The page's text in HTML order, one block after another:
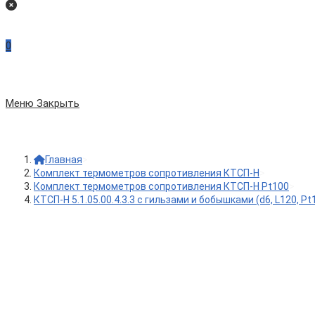
веб-
сайту
на
0
Меню Закрыть
Главная
Комплект термометров сопротивления КТСП-Н
Комплект термометров сопротивления КТСП-Н Pt100
КТСП-Н 5.1.05.00.4.3.3 с гильзами и бобышками (d6, L120,